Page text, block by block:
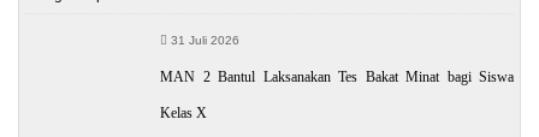
31 Juli 2026
MAN 2 Bantul Laksanakan Tes Bakat Minat bagi Siswa
Kelas X